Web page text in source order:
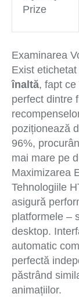
Prize
Examinarea
Exist
înaltă, fapt
perfect dintre
poziționează
96%,
mai mare pe
Maximizarea
Tehnologiile
asigură
platformele –
desktop.
automatic
perfectă
păstrând
animațiilor.